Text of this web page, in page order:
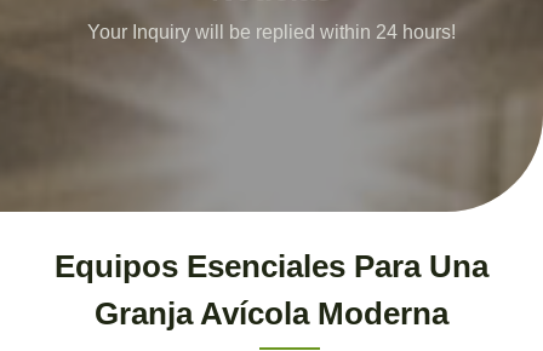
Your Inquiry will be replied within 24 hours!
Equipos Esenciales Para Una
Granja Avícola Moderna